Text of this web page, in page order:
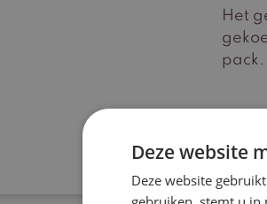
Het
pack.
Deze website
Deze website